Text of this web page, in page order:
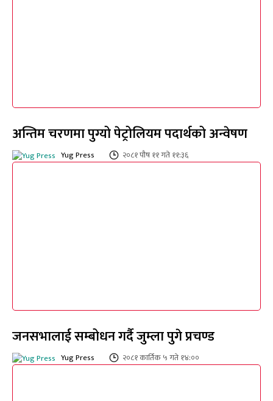
अन्तिम चरणमा पुग्यो पेट्रोलियम पदार्थको अन्वेषण
Yug Press २०८१ पौष ११ गते ११:३६
जनसभालाई सम्बोधन गर्दै जुम्ला पुगे प्रचण्ड
Yug Press २०८१ कार्तिक ५ गते १४:००